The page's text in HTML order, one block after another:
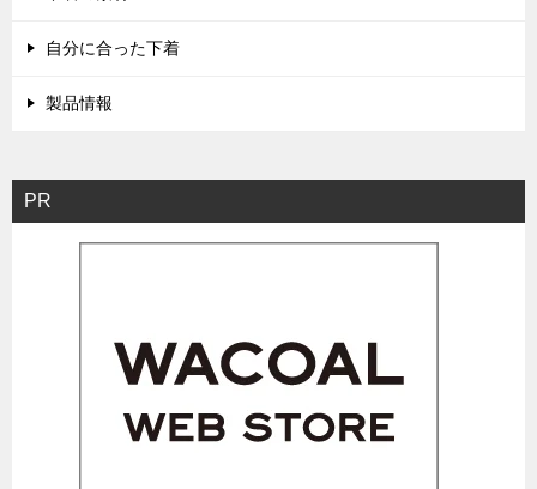
自分に合った下着
製品情報
PR